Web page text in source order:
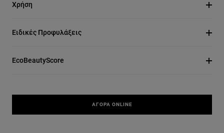
Χρήση
Ειδικές Προφυλάξεις
EcoBeautyScore
ΑΓΟΡΆ ONLINE